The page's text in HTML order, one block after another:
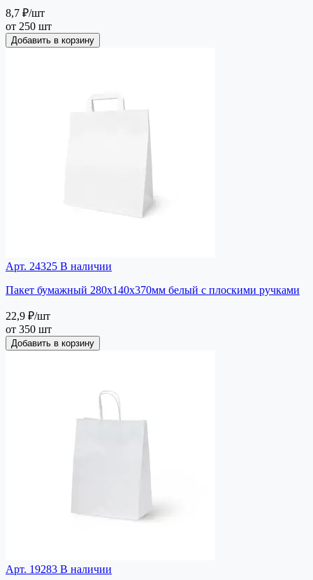
8,7 ₽/шт
от 250 шт
Добавить в корзину
Арт. 24325 В наличии
Пакет бумажный 280х140х370мм белый с плоскими ручками
22,9 ₽/шт
от 350 шт
Добавить в корзину
Арт. 19283 В наличии